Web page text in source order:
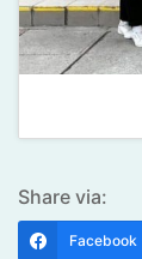
Share via:
Facebook